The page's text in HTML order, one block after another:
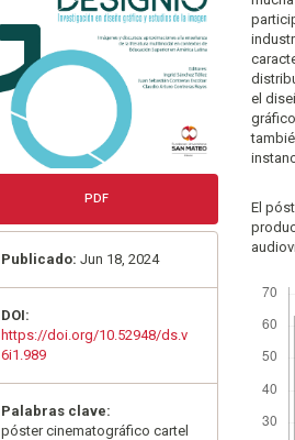
PDF
Publicado: Jun 18, 2024
DOI:
https://doi.org/10.52948/ds.v
6i1.989
Palabras clave:
póster cinematográfico cartel
el
El